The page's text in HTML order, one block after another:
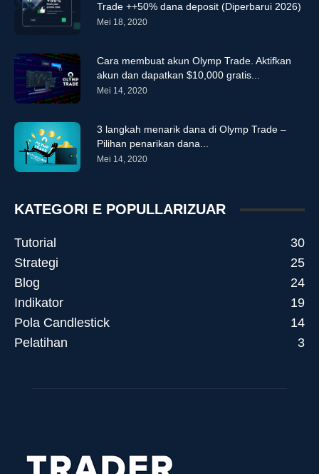
Trade ++50% dana deposit (Diperbarui 2026)
Mei 18, 2020
Cara membuat akun Olymp Trade. Aktifkan
akun dan dapatkan $10,000 gratis...
Mei 14, 2020
3 langkah menarik dana di Olymp Trade –
Pilihan penarikan dana...
Mei 14, 2020
KATEGORI E POPULLARIZUAR
Tutorial
30
Strategi
25
Blog
24
Indikator
19
Pola Candlestick
14
Pelatihan
3